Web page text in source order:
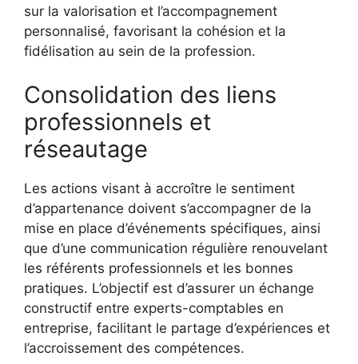
sur la valorisation et l’accompagnement
personnalisé, favorisant la cohésion et la
fidélisation au sein de la profession.
Consolidation des liens
professionnels et
réseautage
Les actions visant à accroître le sentiment
d’appartenance doivent s’accompagner de la
mise en place d’événements spécifiques, ainsi
que d’une communication régulière renouvelant
les référents professionnels et les bonnes
pratiques. L’objectif est d’assurer un échange
constructif entre experts-comptables en
entreprise, facilitant le partage d’expériences et
l’accroissement des compétences.